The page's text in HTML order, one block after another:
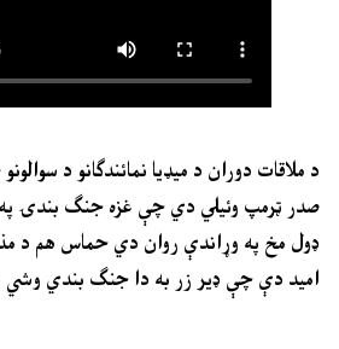
د ملاقات دوران د ميډيا نمائندګانو د
صدر ټرمپ وئيلي دي چې غزه جنګ بندۍ په
ډول مخ په وړاندې روان دي حماس هم د
اميد دې چې ډير زر به دا جنګ بندي